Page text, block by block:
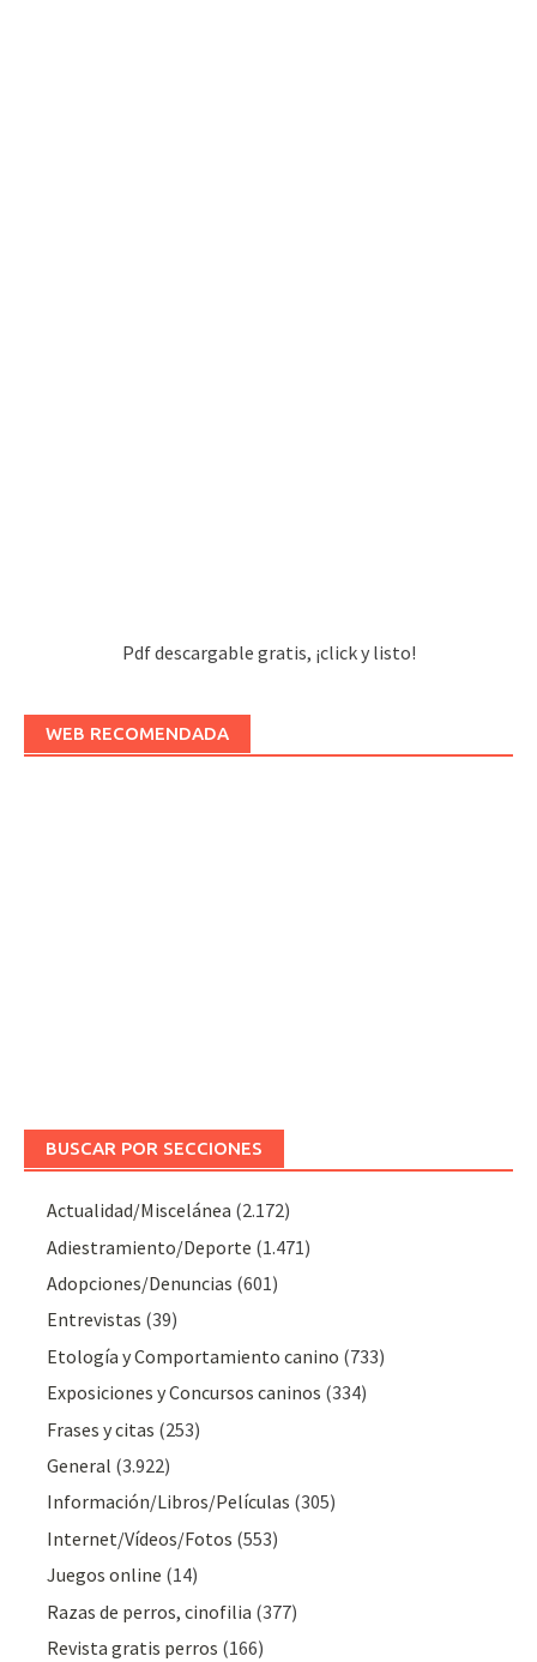
Pdf descargable gratis, ¡click y listo!
WEB RECOMENDADA
BUSCAR POR SECCIONES
Actualidad/Miscelánea (2.172)
Adiestramiento/Deporte (1.471)
Adopciones/Denuncias (601)
Entrevistas (39)
Etología y Comportamiento canino (733)
Exposiciones y Concursos caninos (334)
Frases y citas (253)
General (3.922)
Información/Libros/Películas (305)
Internet/Vídeos/Fotos (553)
Juegos online (14)
Razas de perros, cinofilia (377)
Revista gratis perros (166)